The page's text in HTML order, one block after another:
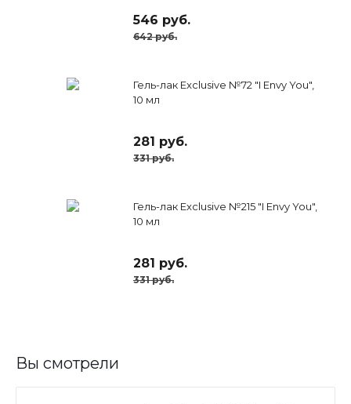
546 руб.
642 руб.
Гель-лак Exclusive №72 "I Envy You",
10 мл
281 руб.
331 руб.
Гель-лак Exclusive №215 "I Envy You",
10 мл
281 руб.
331 руб.
Вы смотрели